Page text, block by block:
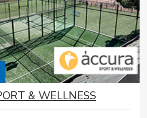
& WELLNESS